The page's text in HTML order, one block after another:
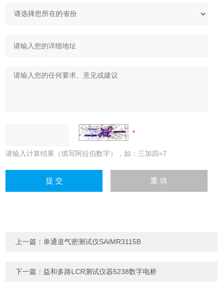
请输入计算结果（填写阿拉伯数字），如：三加四=7
上一篇：单通道气密测试仪SAIMR3115B
下一篇：益和多路LCR测试仪器5238数字电桥